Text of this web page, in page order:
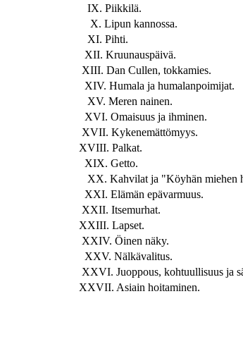
IX. Piikkilä.
X. Lipun kannossa.
XI. Pihti.
XII. Kruunauspäivä.
XIII. Dan Cullen, tokkamies.
XIV. Humala ja humalanpoimijat.
XV. Meren nainen.
XVI. Omaisuus ja ihminen.
XVII. Kykenemättömyys.
XVIII. Palkat.
XIX. Getto.
XX. Kahvilat ja "Köyhän miehen
XXI. Elämän epävarmuus.
XXII. Itsemurhat.
XXIII. Lapset.
XXIV. Öinen näky.
XXV. Nälkävalitus.
XXVI. Juoppous, kohtuullisuus ja
XXVII. Asiain hoitaminen.